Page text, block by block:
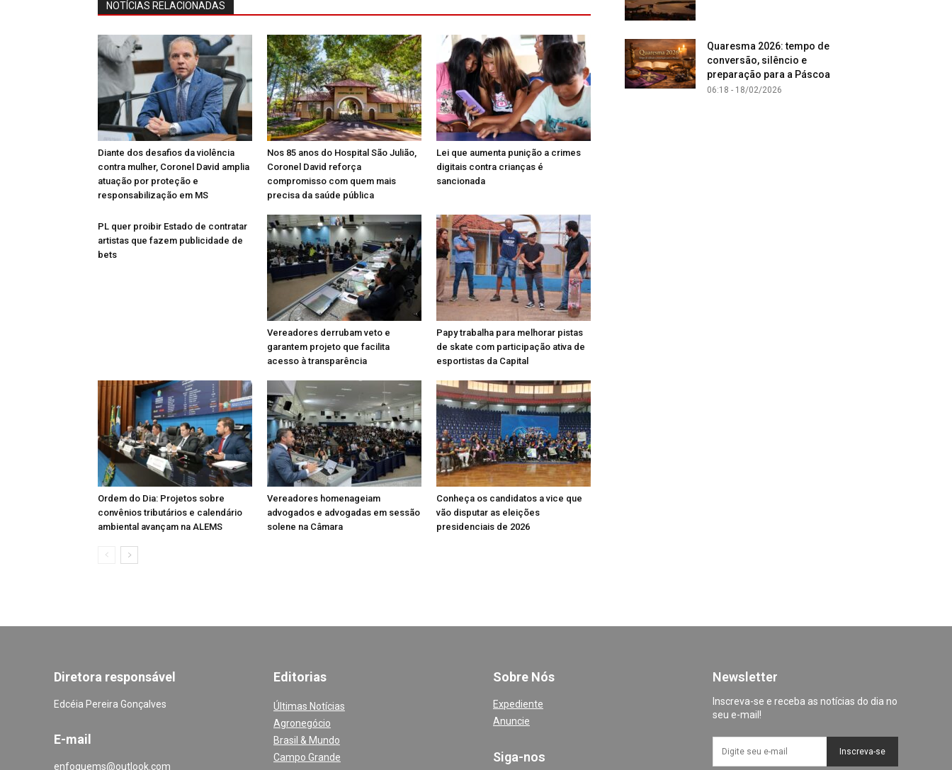
NOTÍCIAS RELACIONADAS
Diante dos desafios da violência
contra mulher, Coronel David amplia
atuação por proteção e
responsabilização em MS
Nos 85 anos do Hospital São Julião,
Coronel David reforça
compromisso com quem mais
precisa da saúde pública
Lei que aumenta punição a crimes
digitais contra crianças é
sancionada
PL quer proibir Estado de contratar
artistas que fazem publicidade de
bets
Vereadores derrubam veto e
garantem projeto que facilita
acesso à transparência
Papy trabalha para melhorar pistas
de skate com participação ativa de
esportistas da Capital
Ordem do Dia: Projetos sobre
convênios tributários e calendário
ambiental avançam na ALEMS
Vereadores homenageiam
advogados e advogadas em sessão
solene na Câmara
Conheça os candidatos a vice que
vão disputar as eleições
presidenciais de 2026
Quaresma 2026: tempo de
conversão, silêncio e
preparação para a Páscoa
06:18 - 18/02/2026
Diretora responsável
Edcéia Pereira Gonçalves
E-mail
enfoquems@outlook.com
Editorias
Últimas Notícias
Agronegócio
Brasil & Mundo
Campo Grande
Sobre Nós
Expediente
Anuncie
Siga-nos
Newsletter
Inscreva-se e receba as notícias do dia no
seu e-mail!
Inscreva-se